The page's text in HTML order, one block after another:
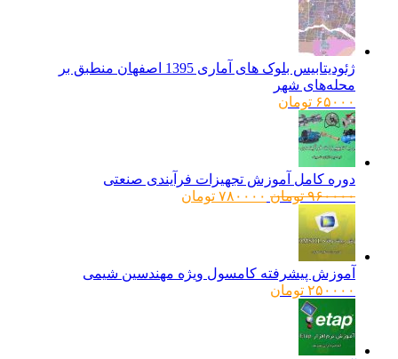
ژئودیتابیس بلوک های آماری 1395 اصفهان منطبق بر
محله‌های شهر
۶۵۰۰۰ تومان
دوره کامل آموزش تجهیزات فرآیندی صنعتی
۹۶۰۰۰۰ تومانقیمت
۷۸۰۰۰۰ تومانقیمت
آموزش پیشرفته کامسول ویژه مهندسین شیمی
۲۵۰۰۰۰ تومان